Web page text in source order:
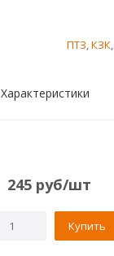
ПТЗ,КЗК,
Характеристики
245 руб/шт
Купить